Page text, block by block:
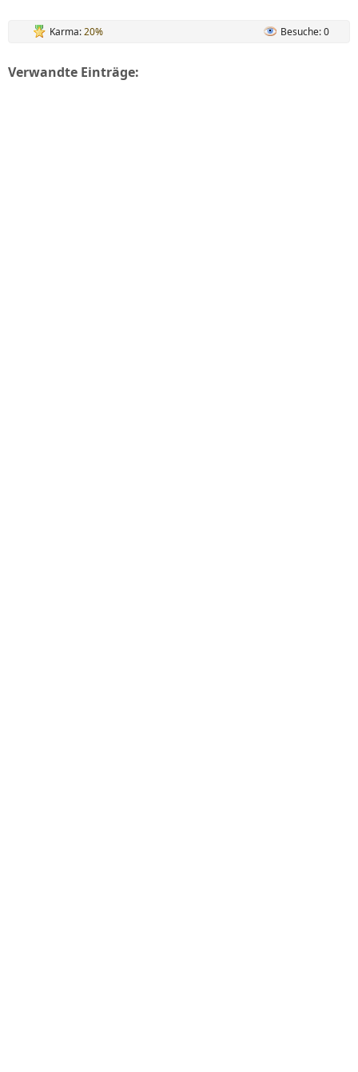
Karma:20% Besuche: 0
Verwandte Einträge: